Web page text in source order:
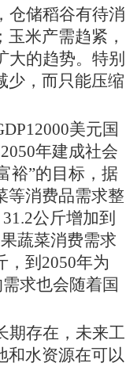
仓储稻谷有待消
米产需趋紧，
大的趋势。特别
少，而只能压缩
美元国
年建成社会
裕”的目标，据
等消费品需求整
公斤增加到
蔬菜消费需求
，到2050年为
求也会随着国
期存在，未来工
和水资源在可以